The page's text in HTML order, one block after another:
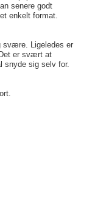
senere godt
enkelt format.
svære. Ligeledes er
er svært at
snyde sig selv for.